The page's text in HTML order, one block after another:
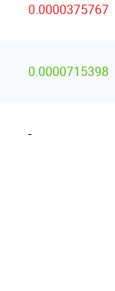
0.0000375767
0.0000715398
-